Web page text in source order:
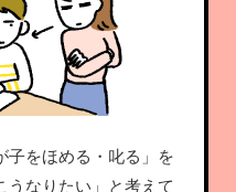
子をほめる・叱る」を
うなりたい」と考えて